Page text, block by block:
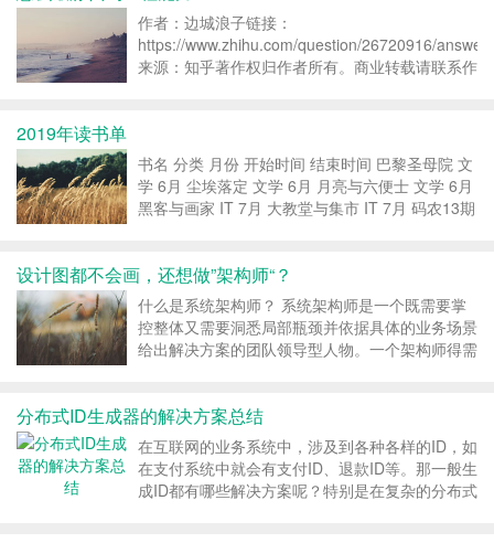
作者：边城浪子链接：
https://www.zhihu.com/question/26720916/
来源：知乎著作权归作者所有。商业转载请联系作
2019年读书单
书名 分类 月份 开始时间 结束时间 巴黎圣母院 文
学 6月 尘埃落定 文学 6月 月亮与六便士 文学 6月
黑客与画家 IT 7月 大教堂与集市 IT 7月 码农13期
设计图都不会画，还想做”架构师“？
什么是系统架构师？ 系统架构师是一个既需要掌
控整体又需要洞悉局部瓶颈并依据具体的业务场景
给出解决方案的团队领导型人物。一个架构师得需
架构师在软件开发的整个过程中起着很重要的作
用。...
分布式ID生成器的解决方案总结
在互联网的业务系统中，涉及到各种各样的ID，如
在支付系统中就会有支付ID、退款ID等。那一般生
成ID都有哪些解决方案呢？特别是在复杂的分布式